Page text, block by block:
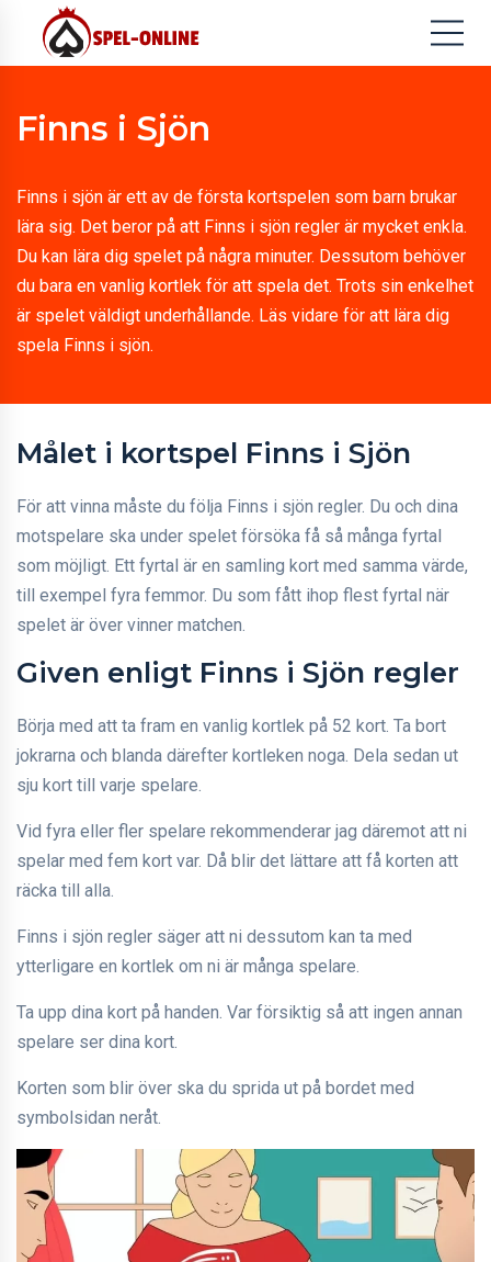
Finns i Sjön
Finns i sjön är ett av de första kortspelen som barn brukar
lära sig. Det beror på att Finns i sjön regler är mycket enkla.
Du kan lära dig spelet på några minuter. Dessutom behöver
du bara en vanlig kortlek för att spela det. Trots sin enkelhet
är spelet väldigt underhållande. Läs vidare för att lära dig
spela Finns i sjön.
Målet i kortspel Finns i Sjön
För att vinna måste du följa Finns i sjön regler. Du och dina
motspelare ska under spelet försöka få så många fyrtal
som möjligt. Ett fyrtal är en samling kort med samma värde,
till exempel fyra femmor. Du som fått ihop flest fyrtal när
spelet är över vinner matchen.
Given enligt Finns i Sjön regler
Börja med att ta fram en vanlig kortlek på 52 kort. Ta bort
jokrarna och blanda därefter kortleken noga. Dela sedan ut
sju kort till varje spelare.
Vid fyra eller fler spelare rekommenderar jag däremot att ni
spelar med fem kort var. Då blir det lättare att få korten att
räcka till alla.
Finns i sjön regler säger att ni dessutom kan ta med
ytterligare en kortlek om ni är många spelare.
Ta upp dina kort på handen. Var försiktig så att ingen annan
spelare ser dina kort.
Korten som blir över ska du sprida ut på bordet med
symbolsidan neråt.